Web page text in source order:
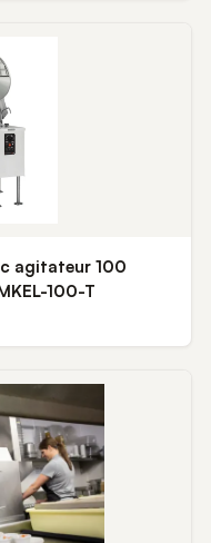
agitateur 100
100-T